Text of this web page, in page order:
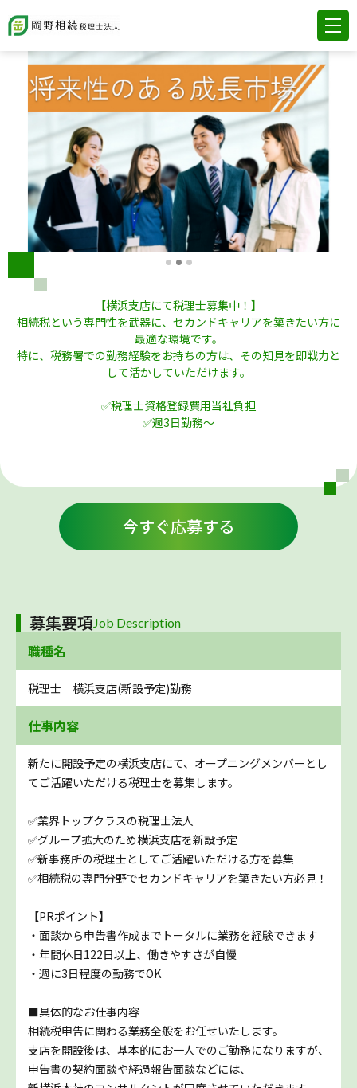
【横浜支店にて税理士募集中！】
相続税という専門性を武器に、セカンドキャリアを築きたい方に
最適な環境です。
特に、税務署での勤務経験をお持ちの方は、その知見を即戦力と
して活かしていただけます。
✅税理士資格登録費用当社負担
✅週3日勤務～
今すぐ応募する
募集要項Job Description
職種名
税理士 横浜支店(新設予定)勤務
仕事内容
新たに開設予定の横浜支店にて、オープニングメンバーとし
てご活躍いただける税理士を募集します。
✅業界トップクラスの税理士法人
✅グループ拡大のため横浜支店を新設予定
✅新事務所の税理士としてご活躍いただける方を募集
✅相続税の専門分野でセカンドキャリアを築きたい方必見！
【PRポイント】
・面談から申告書作成までトータルに業務を経験できます
・年間休日122日以上、働きやすさが自慢
・週に3日程度の勤務でOK
■具体的なお仕事内容
相続税申告に関わる業務全般をお任せいたします。
支店を開設後は、基本的にお一人でのご勤務になりますが、
申告書の契約面談や経過報告面談などには、